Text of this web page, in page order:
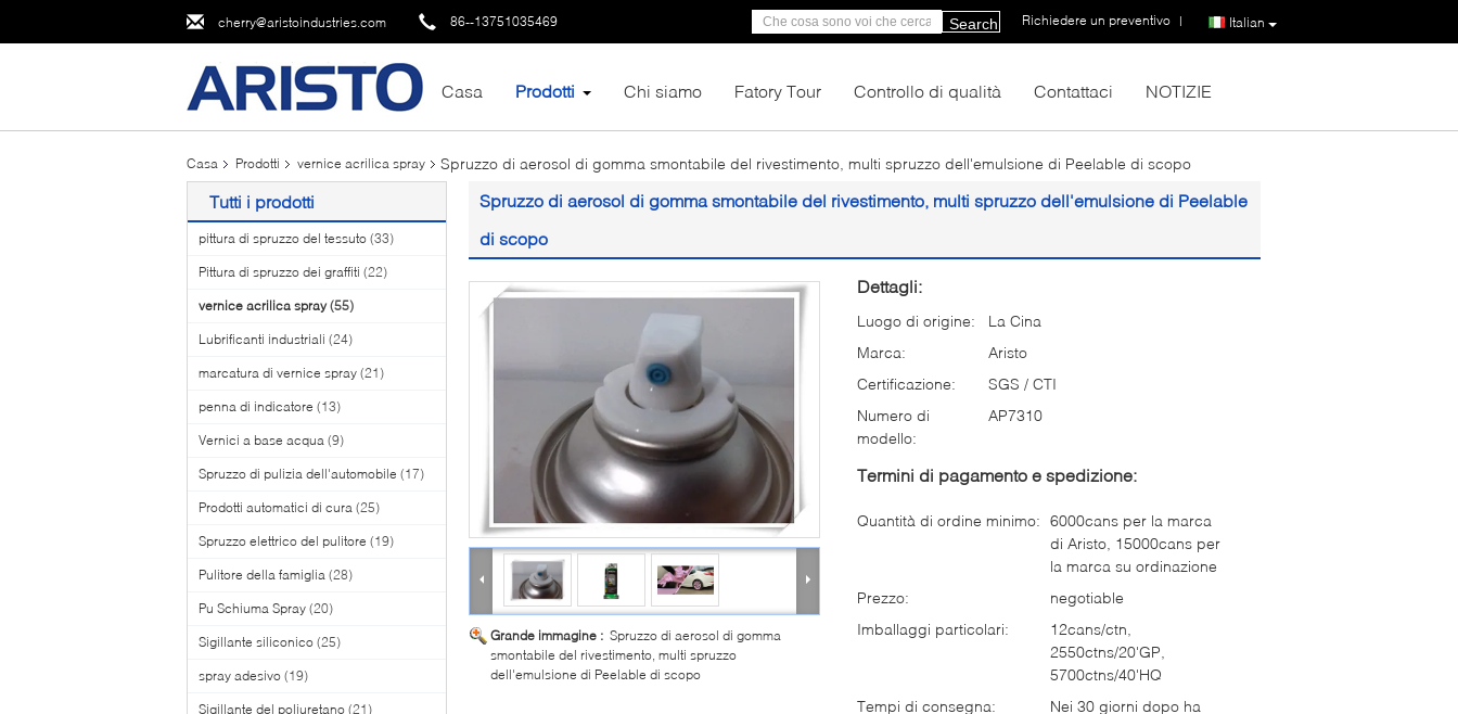
cherry@aristoindustries.com 86--13751035469 Italian
Richiedere un preventivo |
Search
Casa Prodotti Chi siamo Fatory Tour Controllo di qualità Contattaci NOTIZIE
Casa Prodotti vernice acrilica spray Spruzzo di aerosol di gomma smontabile del rivestimento, multi spruzzo dell'emulsione di Peelable di scopo
Tutti i prodotti
pittura di spruzzo del tessuto (33)
Pittura di spruzzo dei graffiti (22)
vernice acrilica spray (55)
Lubrificanti industriali (24)
marcatura di vernice spray (21)
penna di indicatore (13)
Vernici a base acqua (9)
Spruzzo di pulizia dell'automobile (17)
Prodotti automatici di cura (25)
Spruzzo elettrico del pulitore (19)
Pulitore della famiglia (28)
Pu Schiuma Spray (20)
Sigillante siliconico (25)
spray adesivo (19)
Sigillante del poliuretano (21)
Spruzzo di aerosol di gomma smontabile del rivestimento, multi spruzzo dell'emulsione di Peelable
di scopo
Grande immagine : Spruzzo di aerosol di gomma
smontabile del rivestimento, multi spruzzo
dell'emulsione di Peelable di scopo
Dettagli:
Luogo di origine:
La Cina
Marca:
Aristo
Certificazione:
SGS / CTI
Numero di
modello:
AP7310
Termini di pagamento e spedizione:
Quantità di ordine minimo: 6000cans per la marca
di Aristo, 15000cans per
la marca su ordinazione
Prezzo:
negotiable
Imballaggi particolari:
12cans/ctn,
2550ctns/20'GP,
5700ctns/40'HQ
Tempi di consegna:
Nei 30 giorni dopo ha